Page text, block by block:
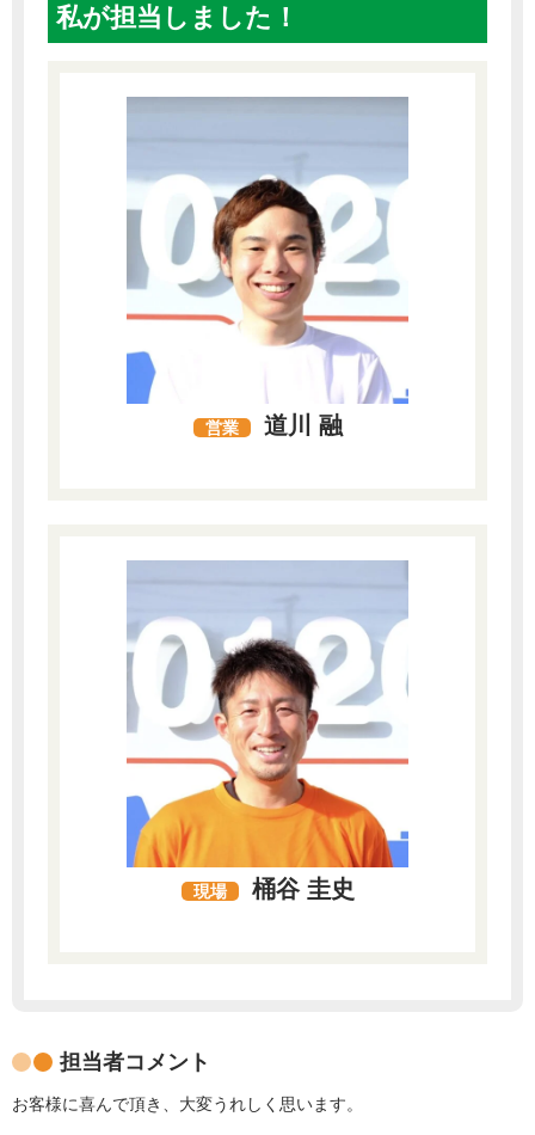
私が担当しました！
営業 道川 融
現場 桶谷 圭史
担当者コメント
お客様に喜んで頂き、大変うれしく思います。